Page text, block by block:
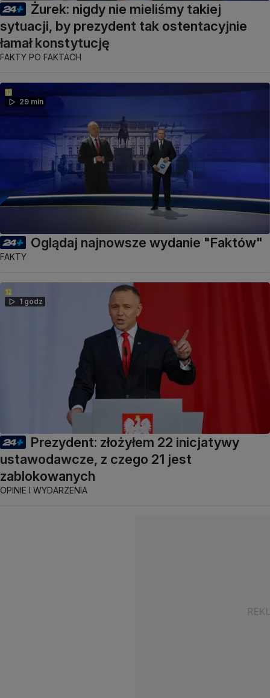
Żurek: nigdy nie mieliśmy takiej
sytuacji, by prezydent tak ostentacyjnie
łamał konstytucję
FAKTY PO FAKTACH
29 min
Oglądaj najnowsze wydanie "Faktów"
FAKTY
1 godz
Prezydent: złożyłem 22 inicjatywy
ustawodawcze, z czego 21 jest
zablokowanych
OPINIE I WYDARZENIA